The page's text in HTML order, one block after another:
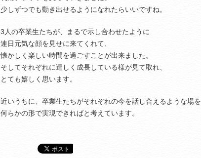
少しずつでも動き出せるようになれたらいいですね。
3人の卒業生たちが、まるで示し合わせたように
連日元気な顔を見せに来てくれて、
懐かしく楽しい時間を過ごすことが出来ました。
そしてそれぞれに逞しく成長している様が見て取れ、
とても嬉しく思います。
近いうちに、卒業生たちがそれぞれの今を話し合えるような場を
何らかの形で実現できればと考えています。